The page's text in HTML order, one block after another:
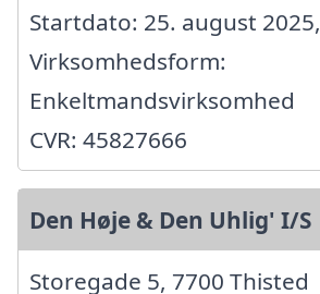
Startdato: 25. august 2025,
Virksomhedsform:
Enkeltmandsvirksomhed
CVR: 45827666
Den Høje & Den Uhlig' I/S
Storegade 5, 7700 Thisted